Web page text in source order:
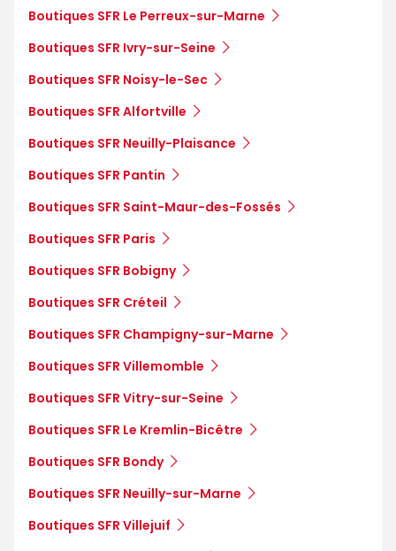
Boutiques SFR Le Perreux-sur-Marne
Boutiques SFR Ivry-sur-Seine
Boutiques SFR Noisy-le-Sec
Boutiques SFR Alfortville
Boutiques SFR Neuilly-Plaisance
Boutiques SFR Pantin
Boutiques SFR Saint-Maur-des-Fossés
Boutiques SFR Paris
Boutiques SFR Bobigny
Boutiques SFR Créteil
Boutiques SFR Champigny-sur-Marne
Boutiques SFR Villemomble
Boutiques SFR Vitry-sur-Seine
Boutiques SFR Le Kremlin-Bicêtre
Boutiques SFR Bondy
Boutiques SFR Neuilly-sur-Marne
Boutiques SFR Villejuif